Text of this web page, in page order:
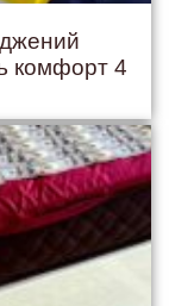
комфорт 4